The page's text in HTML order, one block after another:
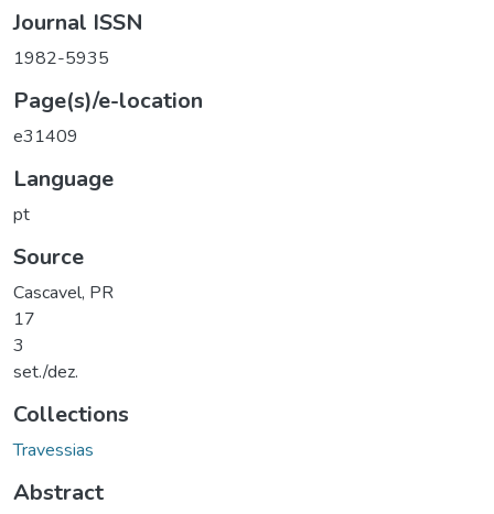
Journal ISSN
1982-5935
Page(s)/e-location
e31409
Language
pt
Source
Cascavel, PR
17
3
set./dez.
Collections
Travessias
Abstract